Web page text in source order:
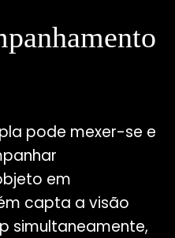
pode mexer-se e
em
capta a visão
simultaneamente,